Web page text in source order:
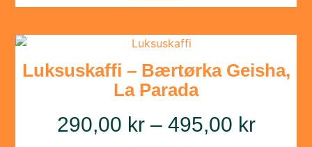
Luksuskaffi – Bærtørka Geisha,
La Parada
290,00 kr – 495,00 kr